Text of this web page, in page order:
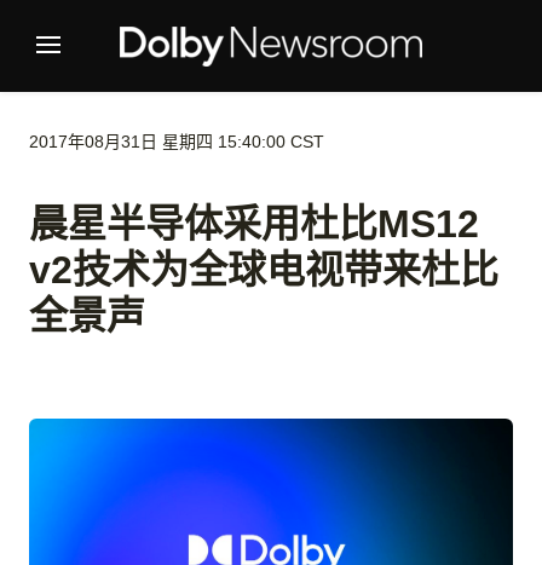
2017年08月31日 星期四 15:40:00 CST
晨星半导体采用杜比MS12
v2技术为全球电视带来杜比
全景声